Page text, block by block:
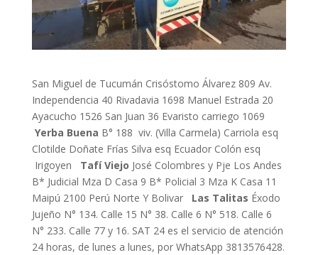
San Miguel de Tucumán Crisóstomo Álvarez 809 Av.
Independencia 40 Rivadavia 1698 Manuel Estrada 20
Ayacucho 1526 San Juan 36 Evaristo carriego 1069
Yerba Buena B° 188 viv. (Villa Carmela) Carriola esq
Clotilde Doñate Frías Silva esq Ecuador Colón esq
Irigoyen Tafí Viejo José Colombres y Pje Los Andes
B* Judicial Mza D Casa 9 B* Policial 3 Mza K Casa 11
Maipú 2100 Perú Norte Y Bolivar Las Talitas Éxodo
Jujeño N° 134. Calle 15 N° 38. Calle 6 N° 518. Calle 6
N° 233. Calle 77 y 16. SAT 24 es el servicio de atención
24 horas, de lunes a lunes, por WhatsApp 3813576428.